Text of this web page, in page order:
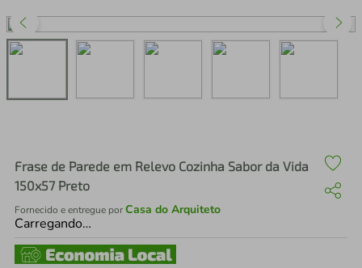
Frase de Parede em Relevo Cozinha Sabor da Vida
150x57 Preto
Fornecido e entregue porCasa do Arquiteto
Carregando…
perfume